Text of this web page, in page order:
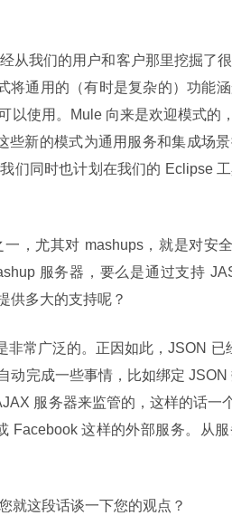
从我们的用户和客户那里挖掘了
将通用的（有时是复杂的）功能
以使用。Mule 向来是欢迎模式的
些新的模式为通用服务和集成场
们同时也计划在我们的 Eclipse
，尤其对 mashups，就是对安
服务器，要么是通过支持
供多大的支持呢？
常广泛的。正因如此，JSON 已
动完成一些事情，比如绑定 JSON
服务器来监管的，这样的话一
Facebook 这样的外部服务。从
就这段话谈一下您的观点？